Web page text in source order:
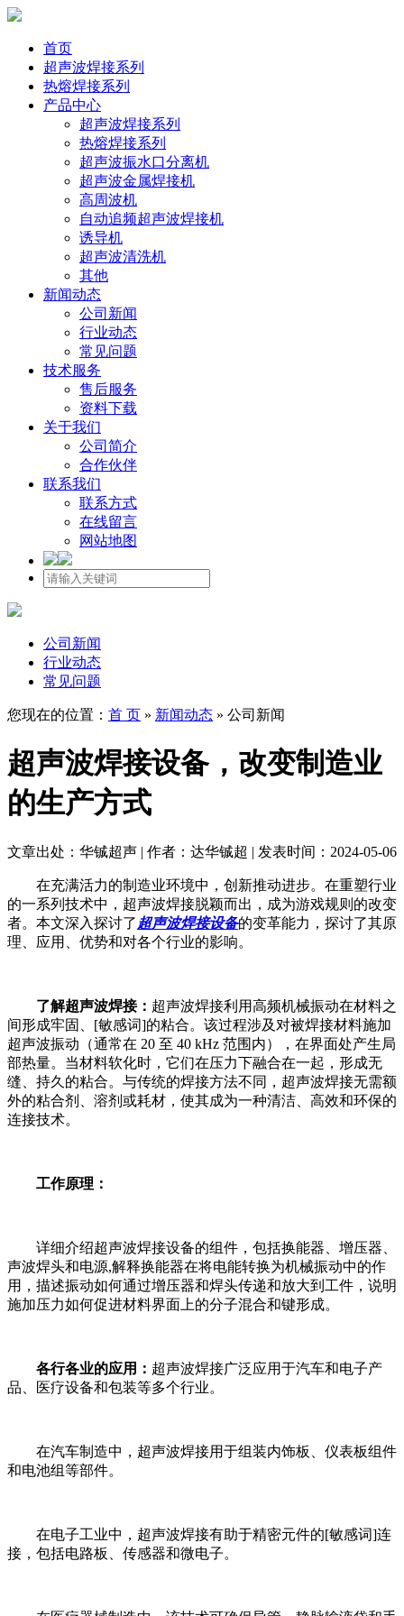
首页
超声波焊接系列
热熔焊接系列
产品中心
超声波焊接系列
热熔焊接系列
超声波振水口分离机
超声波金属焊接机
高周波机
自动追频超声波焊接机
诱导机
超声波清洗机
其他
新闻动态
公司新闻
行业动态
常见问题
技术服务
售后服务
资料下载
关于我们
公司简介
合作伙伴
联系我们
联系方式
在线留言
网站地图
公司新闻
行业动态
常见问题
您现在的位置： 首 页 » 新闻动态 » 公司新闻
超声波焊接设备，改变制造业
的生产方式
文章出处：华铖超声 | 作者：达华铖超 | 发表时间：2024-05-06
在充满活力的制造业环境中，创新推动进步。在重塑行业
的一系列技术中，超声波焊接脱颖而出，成为游戏规则的改变
者。本文深入探讨了 超声波焊接设备的变革能力，探讨了其原
理、应用、优势和对各个行业的影响。
了解超声波焊接： 超声波焊接利用高频机械振动在材料之
间形成牢固、[敏感词]的粘合。该过程涉及对被焊接材料施加
超声波振动（通常在 20 至 40 kHz 范围内），在界面处产生局
部热量。当材料软化时，它们在压力下融合在一起，形成无
缝、持久的粘合。与传统的焊接方法不同，超声波焊接无需额
外的粘合剂、溶剂或耗材，使其成为一种清洁、高效和环保的
连接技术。
工作原理：
详细介绍超声波焊接设备的组件，包括换能器、增压器、
声波焊头和电源,解释换能器在将电能转换为机械振动中的作
用，描述振动如何通过增压器和焊头传递和放大到工件，说明
施加压力如何促进材料界面上的分子混合和键形成。
各行各业的应用： 超声波焊接广泛应用于汽车和电子产
品、医疗设备和包装等多个行业。
在汽车制造中，超声波焊接用于组装内饰板、仪表板组件
和电池组等部件。
在电子工业中，超声波焊接有助于精密元件的[敏感词]连
接，包括电路板、传感器和微电子。